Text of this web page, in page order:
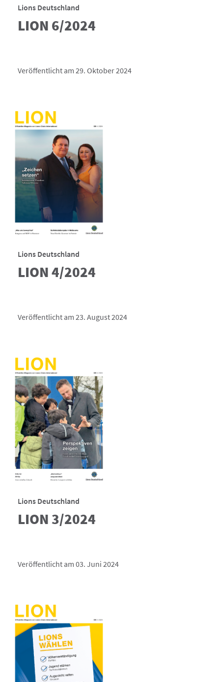
Lions Deutschland
LION 6/2024
Veröffentlicht am 29. Oktober 2024
Lions Deutschland
LION 4/2024
Veröffentlicht am 23. August 2024
Lions Deutschland
LION 3/2024
Veröffentlicht am 03. Juni 2024